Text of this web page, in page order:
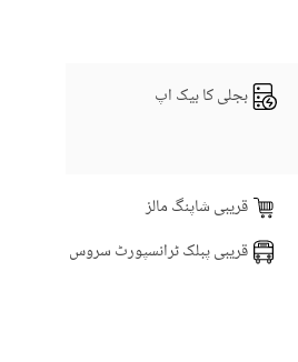
بجلی کا بیک اپ
قریبی شاپنگ مالز
قریبی پبلک ٹرانسپورٹ سروس